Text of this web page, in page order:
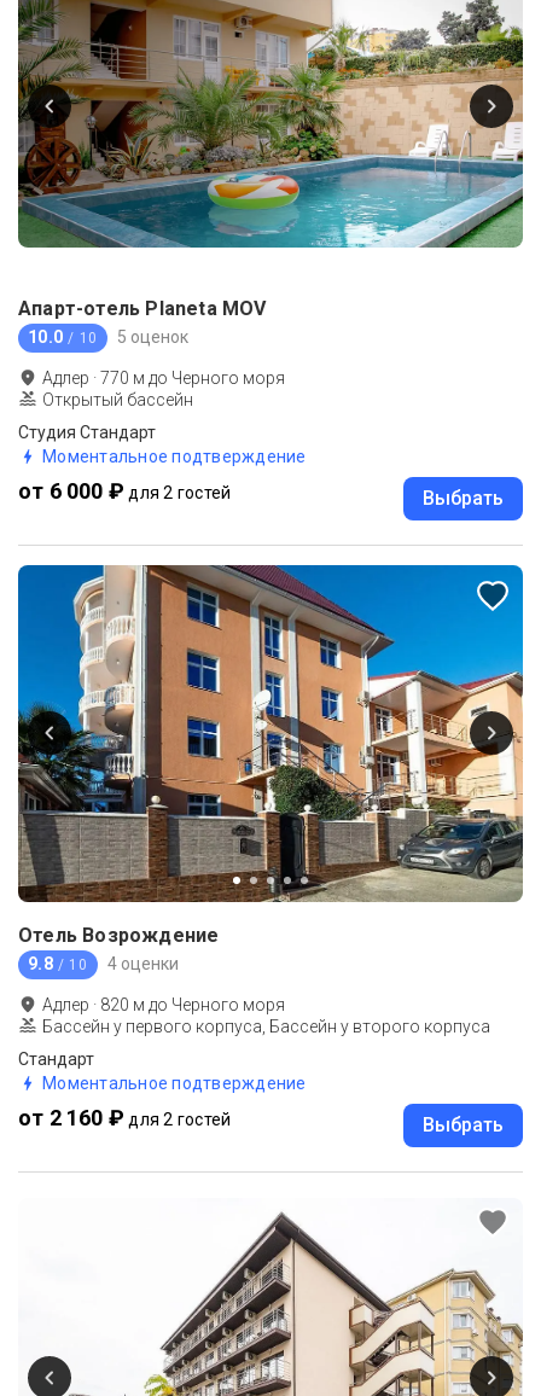
Апарт-отель Planeta MOV
10.0 / 10 5 оценок
Адлер ·770 м до Черного моря
Открытый бассейн
Студия Стандарт
Моментальное подтверждение
от 6 000 ₽ для 2 гостей Выбрать
Отель Возрождение
9.8 / 10 4 оценки
Адлер · 820 м до Черного моря
Бассейн у первого корпуса, Бассейн у второго корпуса
Стандарт
Моментальное подтверждение
от 2 160 ₽ для 2 гостей Выбрать